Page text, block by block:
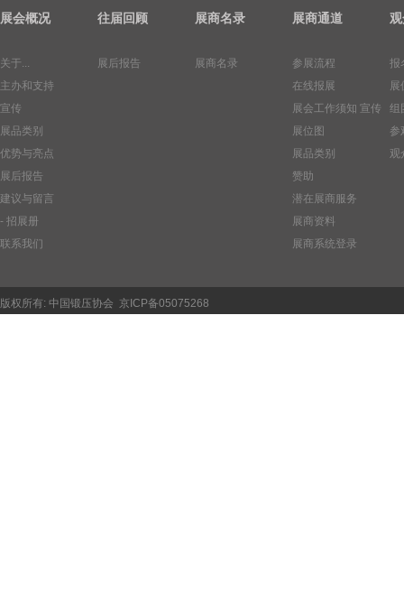
展会概况
关于...
主办和支持
宣传
展品类别
优势与亮点
展后报告
建议与留言
- 招展册
联系我们
往届回顾
展后报告
展商名录
展商名录
展商通道
参展流程
在线报展
展会工作须知 宣传
展位图
展品类别
赞助
潜在展商服务
展商资料
展商系统登录
报
展
组
参
观
版权所有: 中国锻压协会 京ICP备05075268